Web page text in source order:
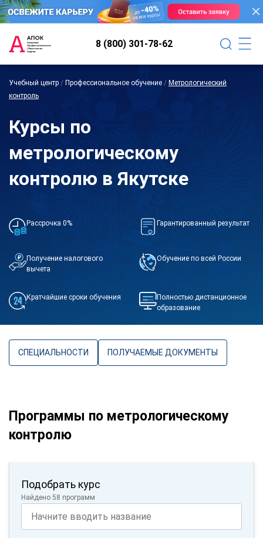
8 (800) 301-78-62
Учебный центр / Профессиональное обучение / Метрологический
контроль
Курсы по
метрологическому
контролю в Якутске
Рассрочка 0% Гарантированный результат
Получение налогового
вычета
Обучение по всей России
Кратчайшие сроки обучения
Полностью дистанционное
образование
СПЕЦИАЛЬНОСТИ ПОЛУЧАЕМЫЕ ДОКУМЕНТЫ
Программы по метрологическому
контролю
Подобрать курс
Найдено 58 программ